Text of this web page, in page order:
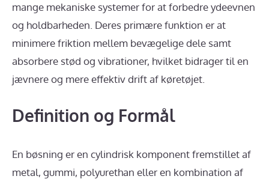
mange mekaniske systemer for at forbedre ydeevnen
og holdbarheden. Deres primære funktion er at
minimere friktion mellem bevægelige dele samt
absorbere stød og vibrationer, hvilket bidrager til en
jævnere og mere effektiv drift af køretøjet.
Definition og Formål
En bøsning er en cylindrisk komponent fremstillet af
metal, gummi, polyurethan eller en kombination af